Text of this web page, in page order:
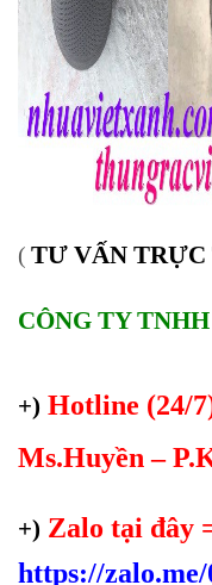
( TƯ VẤN TRỰC
CÔNG TY
+) Hotline (24/
Ms.Huyền –
+) Zalo tại đây
https://zalo.me/